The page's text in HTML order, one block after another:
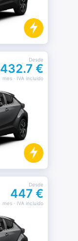
Desde
432.7 €
mes· IVA incluido
Desde
447 €
mes· IVA incluido